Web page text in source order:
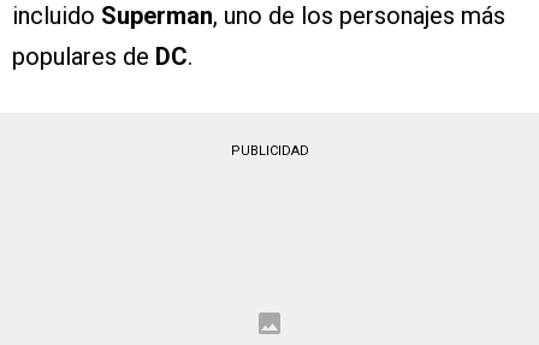
incluido Superman, uno de los personajes más
populares de DC.
PUBLICIDAD